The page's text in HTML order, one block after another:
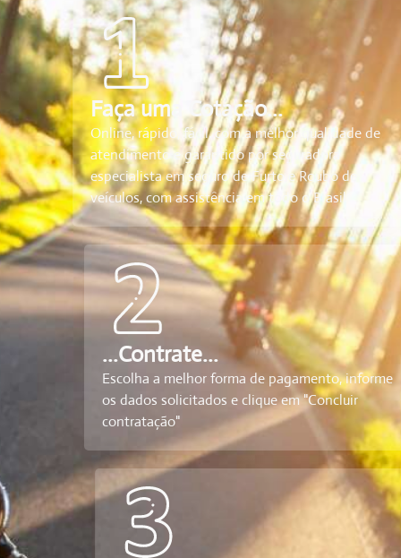
Faça uma Cotação...
Online, rápido, fácil, com a melhor qualidade de
atendimento e garantido por seguradora
especialista em seguro de Furto e Roubo de
veículos, com assistência em todo o Brasil
...Contrate...
Escolha a melhor forma de pagamento, informe
os dados solicitados e clique em "Concluir
contratação"